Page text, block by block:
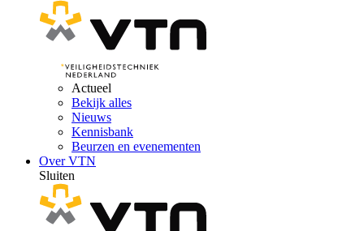
Actueel
Bekijk alles
Nieuws
Kennisbank
Beurzen en evenementen
Over VTN
Sluiten